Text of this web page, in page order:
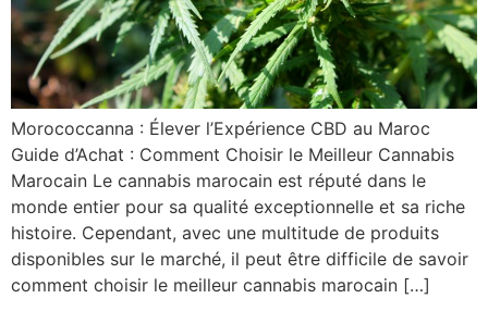
Morococcanna : Élever l’Expérience CBD au Maroc
Guide d’Achat : Comment Choisir le Meilleur Cannabis
Marocain Le cannabis marocain est réputé dans le
monde entier pour sa qualité exceptionnelle et sa riche
histoire. Cependant, avec une multitude de produits
disponibles sur le marché, il peut être difficile de savoir
comment choisir le meilleur cannabis marocain […]